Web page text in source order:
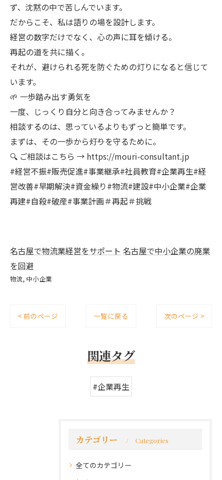
ず、沈黙の中で苦しんでいます。
だからこそ、私は語りの場を設計します。
経営の数字だけでなく、心の声に耳を傾ける。
再起の道を共に描く。
それが、避けられる死を防ぐための灯りになると信じて
います。
🌱 一歩踏み出す勇気を
一度、じっくり自分と向き合ってみませんか？
相談するのは、思っているよりもずっと簡単です。
まずは、その一歩から――灯りを守るために。
🔍 ご相談はこちら → https://mouri-consultant.jp
#経営不振#販売促進#事業継承#社員教育#企業再生#経
営改善#早期解決#資金繰り#物流#建設#中小企業#企業
再建#自殺#破産#事業計画＃再起＃挑戦
名古屋で物流業経営をサポート 名古屋で中小企業の廃業
を回避
物流 中小企業
< 前のページ 一覧に戻る 次のページ >
関連タグ
#企業再生
カテゴリー Categories
全てのカテゴリー